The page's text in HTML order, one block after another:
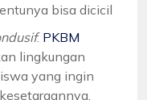
bisa dicicil
: PKBM
lingkungan
yang ingin